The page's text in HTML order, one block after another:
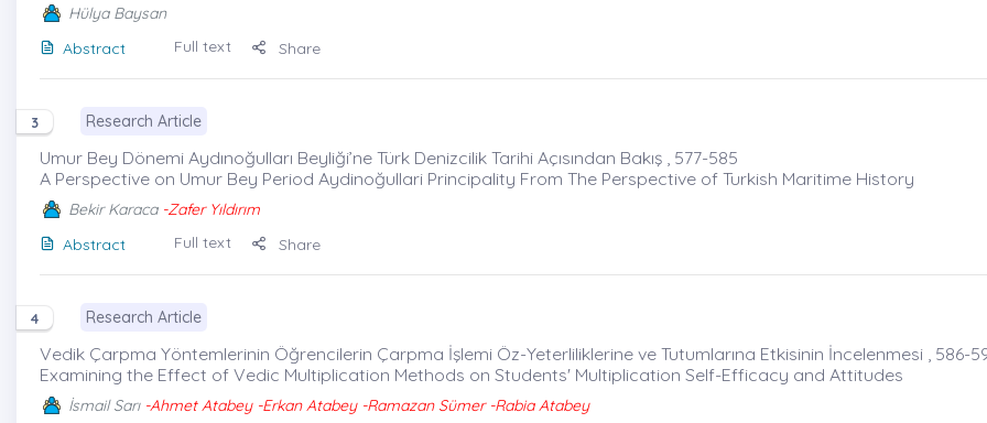
Hülya Baysan
Abstract
Full text Share
3 Research Article
Umur Bey Dönemi Aydınoğulları Beyliği’ne Türk Denizcilik Tarihi Açısından Bakış , 577-585
A Perspective on Umur Bey Period Aydinoğullari Principality From The Perspective of Turkish Maritime History
Bekir Karaca -Zafer Yıldırım
Abstract
Full text Share
4 Research Article
Vedik Çarpma Yöntemlerinin Öğrencilerin Çarpma İşlemi Öz-Yeterliliklerine ve Tutumlarına Etkisinin İncelenmesi , 586-
Examining the Effect of Vedic Multiplication Methods on Students' Multiplication Self-Efficacy and Attitudes
İsmail Sarı-Ahmet Atabey -Erkan Atabey -Ramazan Sümer -Rabia Atabey